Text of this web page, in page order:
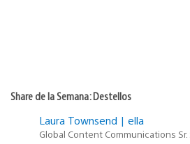
Share de la Semana: Destellos
Laura Townsend | ella
Global Content Communications Sr.